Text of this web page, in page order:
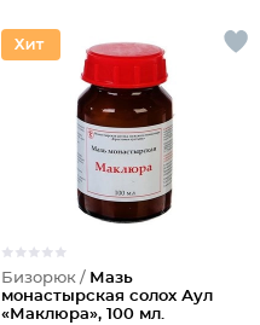
Бизорюк / Мазь
монастырская солох Аул
«Маклюра», 100 мл.